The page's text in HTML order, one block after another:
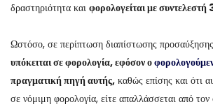
δραστηριότητα και φορολογείται με
Ωστόσο, σε περίπτωση διαπίστωσης
υπόκειται σε φορολογία, εφόσον ο
πραγματική πηγή αυτής, καθώς επίσης και ότι
σε νόμιμη φορολογία, είτε απαλλάσσεται από